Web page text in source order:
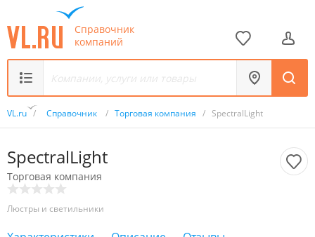
Справочник
компаний
VL.ru / Справочник / Торговая компания / SpectralLight
SpectralLight
Торговая компания
Люстры и светильники